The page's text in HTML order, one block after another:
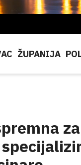
ŽUPANIJA